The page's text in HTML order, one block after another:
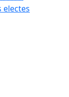
electes